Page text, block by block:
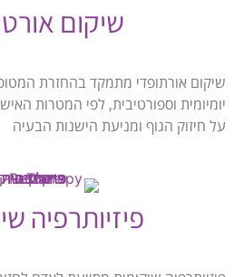
שיקום
שיקום אורתופדי מתמקד בהחזרת
יומיומית וספורטיבית, לפי המטרות
על חיזוק הגוף ומניעת הישנות הבעיה
פיזיותרפיה